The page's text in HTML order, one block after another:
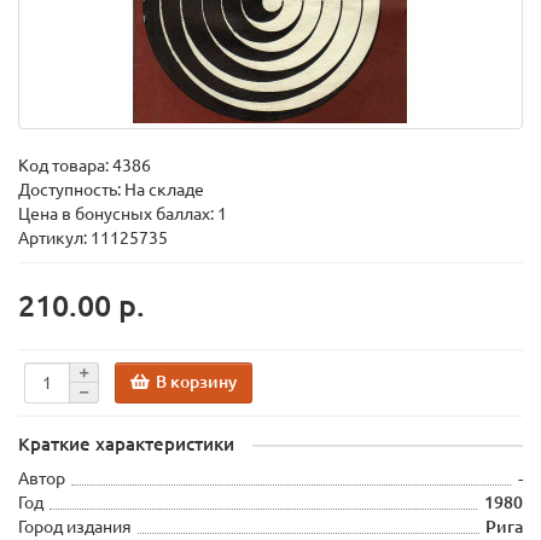
Код товара:4386
Доступность: На складе
Цена в бонусных баллах: 1
Артикул: 11125735
210.00 р.
В корзину
Краткие характеристики
Автор
-
Год
1980
Город издания
Рига